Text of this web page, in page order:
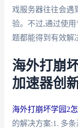
戏服务器往往会遇
验。不过,通过使
题都能得到有效解
海外打崩
加速器创
海外打崩坏学园2
的解决方案:1. 多